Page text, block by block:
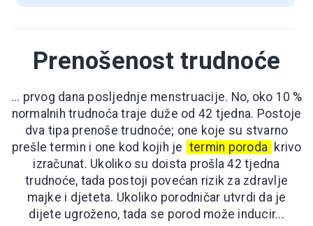
Prenošenost trudnoće
... prvog dana posljednje menstruacije. No, oko 10 %
normalnih trudnoća traje duže od 42 tjedna. Postoje
dva tipa prenoše trudnoće; one koje su stvarno
prešle termin i one kod kojih je termin poroda krivo
izračunat. Ukoliko su doista prošla 42 tjedna
trudnoće, tada postoji povećan rizik za zdravlje
majke i djeteta. Ukoliko porodničar utvrdi da je
dijete ugroženo, tada se porod može inducir...